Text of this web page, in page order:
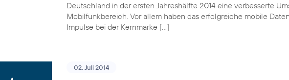
Deutschland in der ersten Jahreshälfte 2014 eine verbesserte
Mobilfunkbereich. Vor allem haben das erfolgreiche mobile
Impulse bei der Kernmarke […]
02. Juli 2014